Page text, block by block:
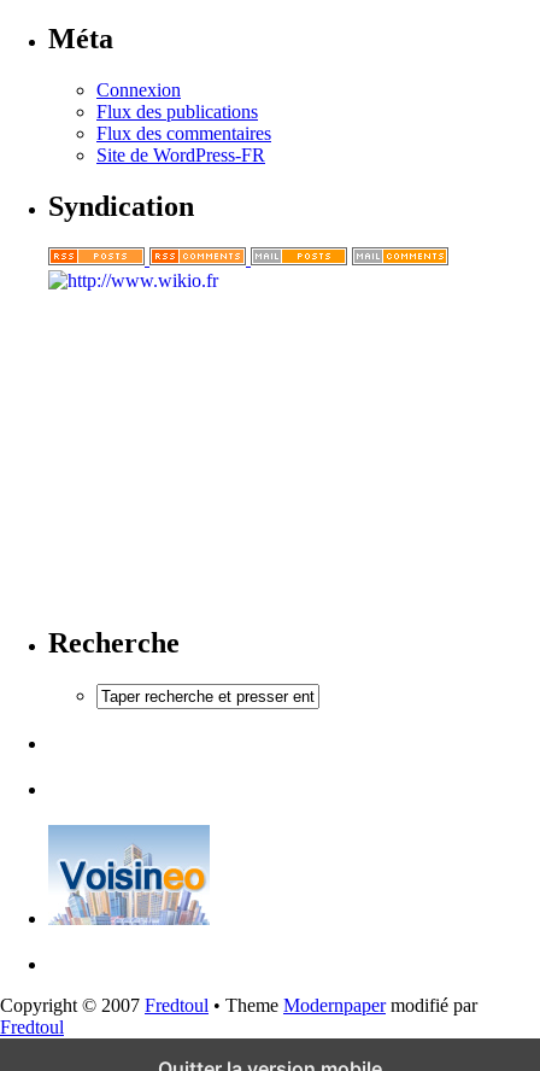
Méta
Connexion
Flux des publications
Flux des commentaires
Site de WordPress-FR
Syndication
Recherche
Copyright © 2007 Fredtoul • Theme Modernpapermodifié par
Fredtoul